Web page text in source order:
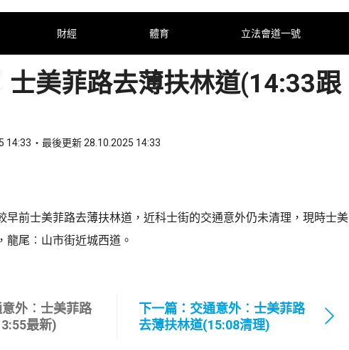
財經 體育 立法會道一號
士美菲路去薄扶林道(14:33跟
14:33 最後更新 28.10.2025 14:33
早前士美菲路去薄扶林道，近科士街的交通意外仍未清理，現時士美
龍尾︰山市街近城西道。
意外︰士美菲路
最新)
下一篇：交通意外︰士美菲路
去薄扶林道(15:08清理)